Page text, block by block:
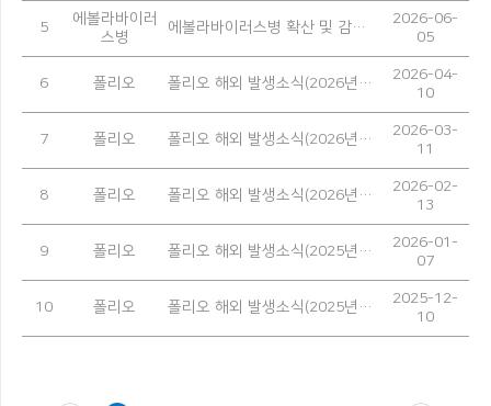
5
에볼라바이러
스병
에볼라바이러스병 확산 및 감염 예방을 위한 안내
2026-06-
05
6 폴리오 폴리오 해외 발생소식(2026년 3월)
2026-04-
10
7 폴리오 폴리오 해외 발생소식(2026년 2월)
2026-03-
11
8 폴리오 폴리오 해외 발생소식(2026년 1월)
2026-02-
13
9 폴리오 폴리오 해외 발생소식(2025년 12월)
2026-01-
07
10 폴리오 폴리오 해외 발생소식(2025년 11월)
2025-12-
10